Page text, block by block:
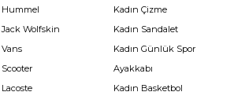
Hummel
Jack Wolfskin
Vans
Scooter
Lacoste
Kadın Çizme
Kadın Sandalet
Kadın Günlük Spor
Ayakkabı
Kadın Basketbol